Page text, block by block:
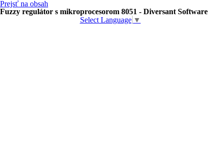
Prejsť na obsah
Fuzzy regulátor s mikroprocesorom 8051 - Diversant Software
Select Language ▼